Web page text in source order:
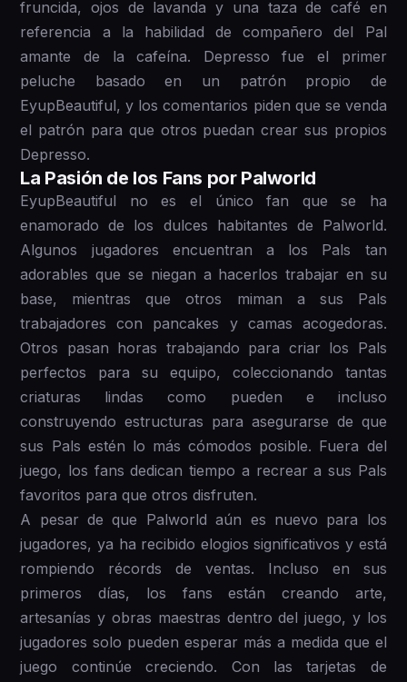
fruncida, ojos de lavanda y una taza de café en
referencia a la habilidad de compañero del Pal
amante de la cafeína. Depresso fue el primer
peluche basado en un patrón propio de
EyupBeautiful, y los comentarios piden que se venda
el patrón para que otros puedan crear sus propios
Depresso.
La Pasión de los Fans por Palworld
EyupBeautiful no es el único fan que se ha
enamorado de los dulces habitantes de Palworld.
Algunos jugadores encuentran a los Pals tan
adorables que se niegan a hacerlos trabajar en su
base, mientras que otros miman a sus Pals
trabajadores con pancakes y camas acogedoras.
Otros pasan horas trabajando para criar los Pals
perfectos para su equipo, coleccionando tantas
criaturas lindas como pueden e incluso
construyendo estructuras para asegurarse de que
sus Pals estén lo más cómodos posible. Fuera del
juego, los fans dedican tiempo a recrear a sus Pals
favoritos para que otros disfruten.
A pesar de que Palworld aún es nuevo para los
jugadores, ya ha recibido elogios significativos y está
rompiendo récords de ventas. Incluso en sus
primeros días, los fans están creando arte,
artesanías y obras maestras dentro del juego, y los
jugadores solo pueden esperar más a medida que el
juego continúe creciendo. Con las tarjetas de